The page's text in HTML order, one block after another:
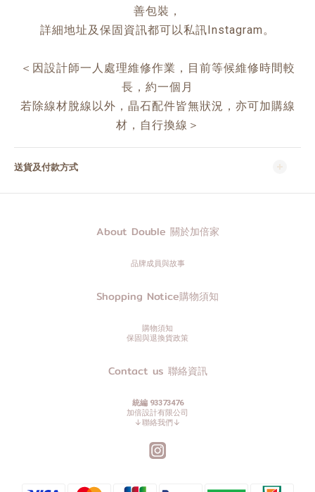
善包裝，
詳細地址及保固資訊都可以私訊Instagram。
＜因設計師一人處理維修作業，目前等候維修時間較
長，約一個月
若除線材脫線以外，晶石配件皆無狀況，亦可加購線
材，自行換線＞
送貨及付款方式
About Double 關於加倍家
品牌成員與故事
Shopping Notice購物須知
購物須知
保固與退換貨政策
Contact us 聯絡資訊
統編 93373476
加倍設計有限公司
↓聯絡我們↓